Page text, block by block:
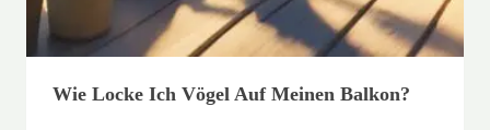
Wie Locke Ich Vögel Auf Meinen Balkon?